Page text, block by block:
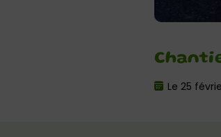
Le 25